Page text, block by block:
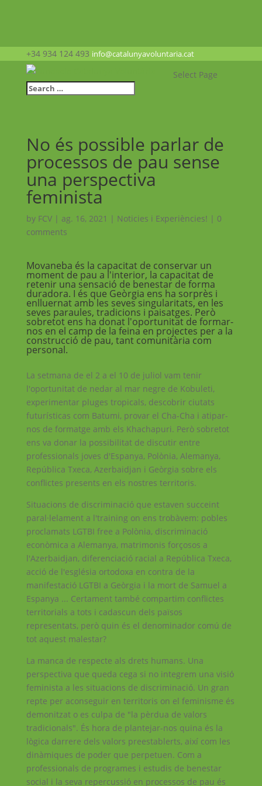
+34 934 124 493 info@catalunyavoluntaria.cat
Select Page
No és possible parlar de
processos de pau sense
una perspectiva
feminista
by FCV| ag. 16, 2021 | Noticies i Experiències! | 0
comments
Movaneba és la capacitat de conservar un
moment de pau a l'interior, la capacitat de
retenir una sensació de benestar de forma
duradora. I és que Geòrgia ens ha sorprès i
enlluernat amb les seves singularitats, en les
seves paraules, tradicions i paisatges. Però
sobretot ens ha donat l'oportunitat de formar-
nos en el camp de la feina en projectes per a la
construcció de pau, tant comunitària com
personal.
La setmana de el 2 a el 10 de juliol vam tenir
l'oportunitat de nedar al mar negre de Kobuleti,
experimentar pluges tropicals, descobrir ciutats
futurísticas com Batumi, provar el Cha-Cha i atipar-
nos de formatge amb els Khachapuri. Però sobretot
ens va donar la possibilitat de discutir entre
professionals joves d'Espanya, Polònia, Alemanya,
República Txeca, Azerbaidjan i Geòrgia sobre els
conflictes presents en els nostres territoris.
Situacions de discriminació que estaven succeint
paral·lelament a l'training on ens trobàvem: pobles
proclamats LGTBI free a Polònia, discriminació
econòmica a Alemanya, matrimonis forçosos a
l'Azerbaidjan, diferenciació racial a República Txeca,
acció de l'església ortodoxa en contra de la
manifestació LGTBI a Geòrgia i la mort de Samuel a
Espanya ... Certament també compartim conflictes
territorials a tots i cadascun dels països
representats, però quin és el denominador comú de
tot aquest malestar?
La manca de respecte als drets humans. Una
perspectiva que queda cega si no integrem una visió
feminista a les situacions de discriminació. Un gran
repte per aconseguir en territoris on el feminisme és
demonitzat o es culpa de "la pèrdua de valors
tradicionals". És hora de plantejar-nos quina és la
lògica darrere dels valors preestablerts, així com les
dinàmiques de poder que perpetuen. Com a
professionals de programes i estudis de benestar
social i la seva repercussió en processos de pau és